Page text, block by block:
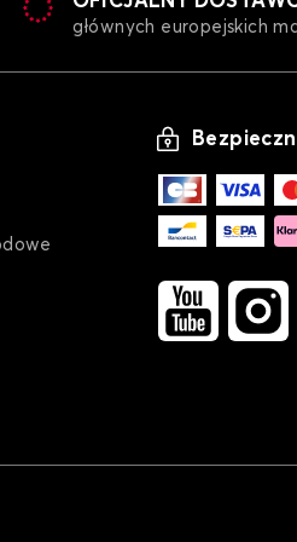
na samochód dla DACIA
głównych europejskich